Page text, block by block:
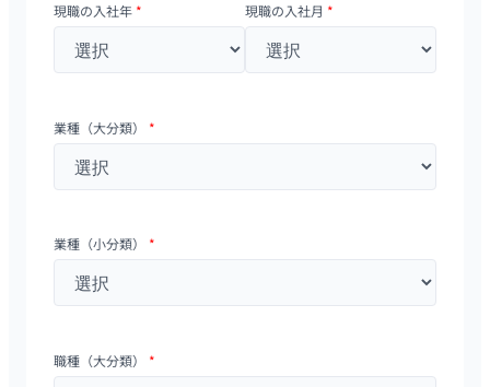
現職の入社年 * 現職の入社月 *
業種（大分類） *
業種（小分類） *
職種（大分類） *